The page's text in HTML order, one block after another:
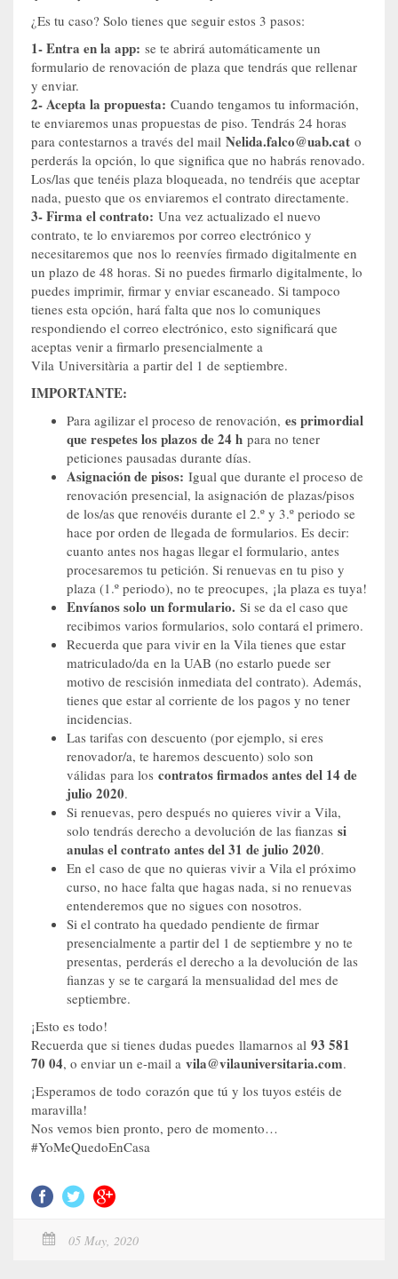
¿Es tu caso? Solo tienes que seguir estos 3 pasos:
1- Entra en la app: se te abrirá automáticamente un
formulario de renovación de plaza que tendrás que rellenar
y enviar.
2- Acepta la propuesta: Cuando tengamos tu información,
te enviaremos unas propuestas de piso. Tendrás 24 horas
para contestarnos a través del mail Nelida.falco@uab.cat o
perderás la opción, lo que significa que no habrás renovado.
Los/las que tenéis plaza bloqueada, no tendréis que aceptar
nada, puesto que os enviaremos el contrato directamente.
3- Firma el contrato: Una vez actualizado el nuevo
contrato, te lo enviaremos por correo electrónico y
necesitaremos que nos lo reenvíes firmado digitalmente en
un plazo de 48 horas. Si no puedes firmarlo digitalmente, lo
puedes imprimir, firmar y enviar escaneado. Si tampoco
tienes esta opción, hará falta que nos lo comuniques
respondiendo el correo electrónico, esto significará que
aceptas venir a firmarlo presencialmente a
Vila Universitària a partir del 1 de septiembre.
IMPORTANTE:
Para agilizar el proceso de renovación, es primordial
que respetes los plazos de 24 h para no tener
peticiones pausadas durante días.
Asignación de pisos: Igual que durante el proceso de
renovación presencial, la asignación de plazas/pisos
de los/as que renovéis durante el 2.º y 3.º periodo se
hace por orden de llegada de formularios. Es decir:
cuanto antes nos hagas llegar el formulario, antes
procesaremos tu petición. Si renuevas en tu piso y
plaza (1.º periodo), no te preocupes, ¡la plaza es tuya!
Envíanos solo un formulario. Si se da el caso que
recibimos varios formularios, solo contará el primero.
Recuerda que para vivir en la Vila tienes que estar
matriculado/da en la UAB (no estarlo puede ser
motivo de rescisión inmediata del contrato). Además,
tienes que estar al corriente de los pagos y no tener
incidencias.
Las tarifas con descuento (por ejemplo, si eres
renovador/a, te haremos descuento) solo son
válidas para los contratos firmados antes del 14 de
julio 2020.
Si renuevas, pero después no quieres vivir a Vila,
solo tendrás derecho a devolución de las fianzas si
anulas el contrato antes del 31 de julio 2020.
En el caso de que no quieras vivir a Vila el próximo
curso, no hace falta que hagas nada, si no renuevas
entenderemos que no sigues con nosotros.
Si el contrato ha quedado pendiente de firmar
presencialmente a partir del 1 de septiembre y no te
presentas, perderás el derecho a la devolución de las
fianzas y se te cargará la mensualidad del mes de
septiembre.
¡Esto es todo!
Recuerda que si tienes dudas puedes llamarnos al 93 581
70 04, o enviar un e-mail a vila@vilauniversitaria.com.
¡Esperamos de todo corazón que tú y los tuyos estéis de
maravilla!
Nos vemos bien pronto, pero de momento…
#YoMeQuedoEnCasa
05 May, 2020